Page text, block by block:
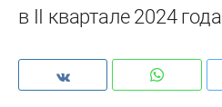
в II квартале 2024 года